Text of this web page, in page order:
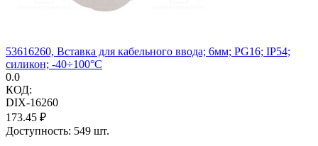
53616260, Вставка для кабельного ввода; 6мм; PG16; IP54;
силикон; -40÷100°C
0.0
КОД:
DIX-16260
173.45 ₽
Доступность: 549 шт.